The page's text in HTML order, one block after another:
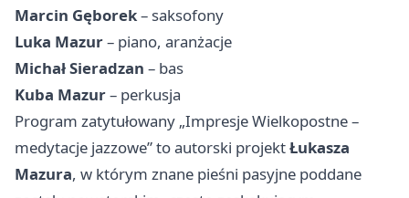
Marcin Gęborek– saksofony
Luka Mazur– piano, aranżacje
Michał Sieradzan – bas
Kuba Mazur– perkusja
Program zatytułowany „Impresje Wielkopostne –
medytacje jazzowe” to autorski projektŁukasza
Mazura, w którym znane pieśni pasyjne poddane